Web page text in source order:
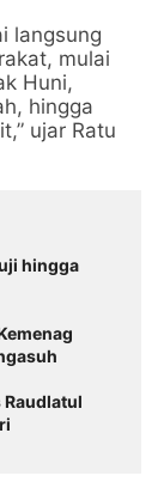
langsung
mulai
Huni,
hingga
ujar Ratu
hingga
Raudlatul